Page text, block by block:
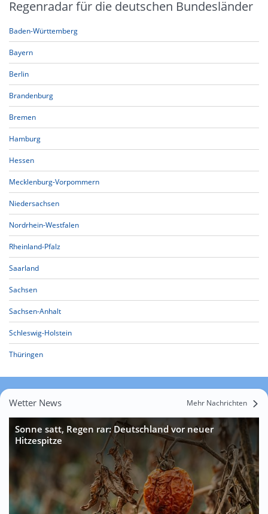
Regenradar für die deutschen Bundesländer
Baden-Württemberg
Bayern
Berlin
Brandenburg
Bremen
Hamburg
Hessen
Mecklenburg-Vorpommern
Niedersachsen
Nordrhein-Westfalen
Rheinland-Pfalz
Saarland
Sachsen
Sachsen-Anhalt
Schleswig-Holstein
Thüringen
Wetter News Mehr Nachrichten
Sonne satt, Regen rar: Deutschland vor neuer
Hitzespitze